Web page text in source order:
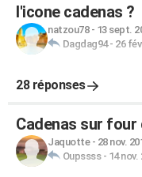
l'icone cadenas ?
natzou78- 13 sept.
Dagdag94- 26
28 réponses
Cadenas sur
Jaquotte- 28 nov.
Oupssss- 14 nov.